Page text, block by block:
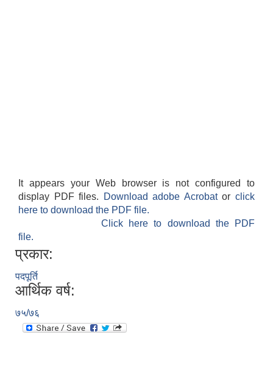
It appears your Web browser is not configured to
display PDF files.
Download adobe Acrobatorclick
here to download the PDF file.
Click here to download the PDF
file.
प्रकार:
पदपूर्ति
आर्थिक वर्ष:
७५/७६